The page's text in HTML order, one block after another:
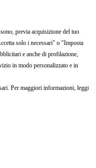
previa acquisizione del tuo
solo i necessari" o "Imposta
e anche di profilazione,
in modo personalizzato e in
Per maggiori informazioni, leggi